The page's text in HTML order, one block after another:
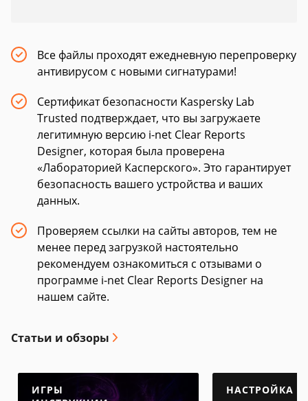
Все файлы проходят ежедневную перепроверку
антивирусом с новыми сигнатурами!
Сертификат безопасности Kaspersky Lab
Trusted подтверждает, что вы загружаете
легитимную версию i-net Clear Reports
Designer, которая была проверена
«Лабораторией Касперского». Это гарантирует
безопасность вашего устройства и ваших
данных.
Проверяем ссылки на сайты авторов, тем не
менее перед загрузкой настоятельно
рекомендуем ознакомиться с отзывами о
программе i-net Clear Reports Designer на
нашем сайте.
Статьи и обзоры
ИГРЫ
НАСТРОЙКА